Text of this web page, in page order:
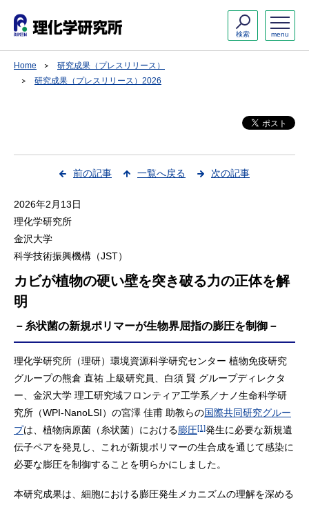
menu
検索
Home
研究成果（プレスリリース）
研究成果（プレスリリース）2026
前の記事 一覧へ戻る 次の記事
2026年2月13日
理化学研究所
金沢大学
科学技術振興機構（JST）
カビが植物の硬い壁を突き破る力の正体を解
明
－糸状菌の新規ポリマーが生物界屈指の膨圧を制御－
理化学研究所（理研）環境資源科学研究センター 植物免疫研究
グループの熊倉 直祐 上級研究員、白須 賢 グループディレクタ
ー、金沢大学 理工研究域フロンティア工学系／ナノ生命科学研
究所（WPI-NanoLSI）の宮澤 佳甫 助教らの国際共同研究グルー
プは、植物病原菌（糸状菌）における膨圧[1]発生に必要な新規遺
伝子ペアを発見し、これが新規ポリマーの生合成を通じて感染に
必要な膨圧を制御することを明らかにしました。
本研究成果は、細胞における膨圧発生メカニズムの理解を深める